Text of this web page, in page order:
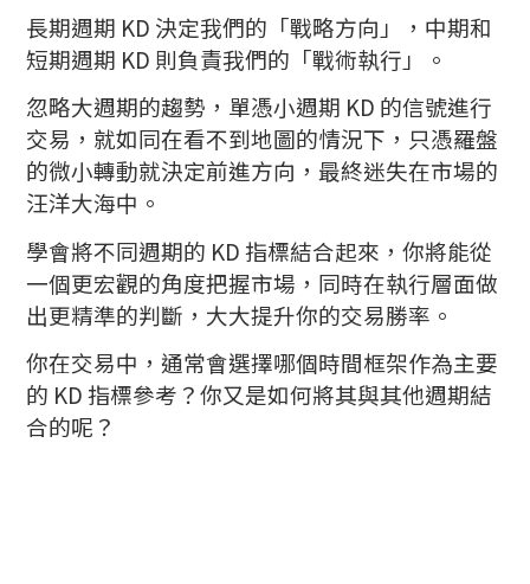
長期週期 KD 決定我們的「戰略方向」，中期和
短期週期 KD 則負責我們的「戰術執行」。
忽略大週期的趨勢，單憑小週期 KD 的信號進行
交易，就如同在看不到地圖的情況下，只憑羅盤
的微小轉動就決定前進方向，最終迷失在市場的
汪洋大海中。
學會將不同週期的 KD 指標結合起來，你將能從
一個更宏觀的角度把握市場，同時在執行層面做
出更精準的判斷，大大提升你的交易勝率。
你在交易中，通常會選擇哪個時間框架作為主要
的 KD 指標參考？你又是如何將其與其他週期結
合的呢？